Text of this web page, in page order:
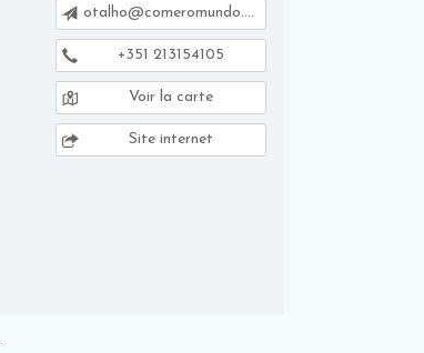
otalho@comeromundo.com
+351 213154105
Voir la carte
Site internet